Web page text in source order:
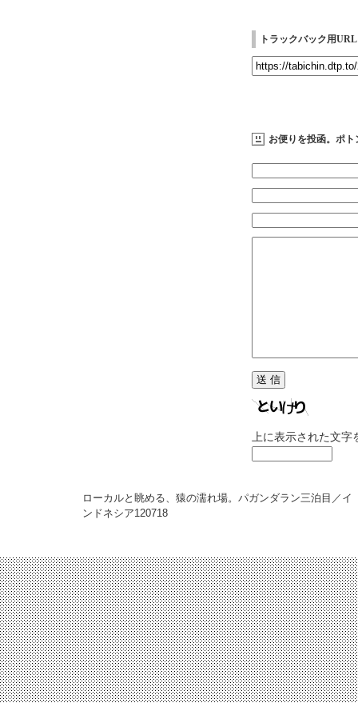
トラックバック用URL
お便りを投函。ポト
上に表示された文
ローカルと眺める、猿の濡れ場。パガンダラン三泊目／イ
ンドネシア120718